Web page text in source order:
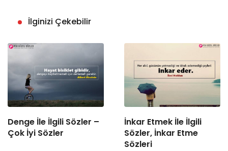
İlginizi Çekebilir
Denge İle İlgili Sözler –
Çok İyi Sözler
İnkar Etmek İle İlgili
Sözler, İnkar Etme
Sözleri